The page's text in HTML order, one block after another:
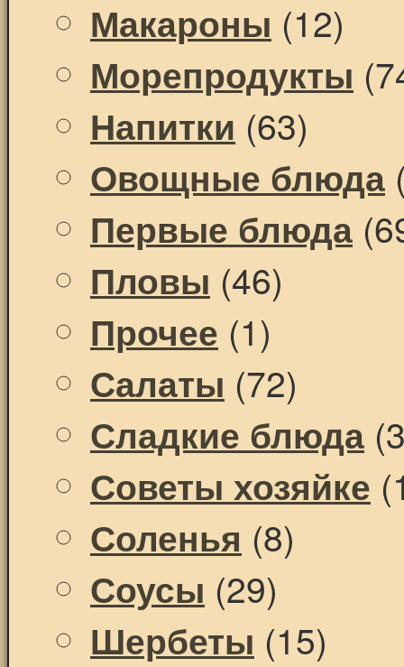
Макароны (12)
Морепродукты
Напитки (63)
Овощные блюда
Первые блюда
Пловы (46)
Прочее (1)
Салаты (72)
Сладкие блюда
Советы хозяйке
Соленья (8)
Соусы (29)
Шербеты (15)